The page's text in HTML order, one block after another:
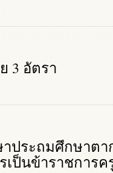
3 อัตรา
ระถมศึกษาตา
เป็นข้าราชการ